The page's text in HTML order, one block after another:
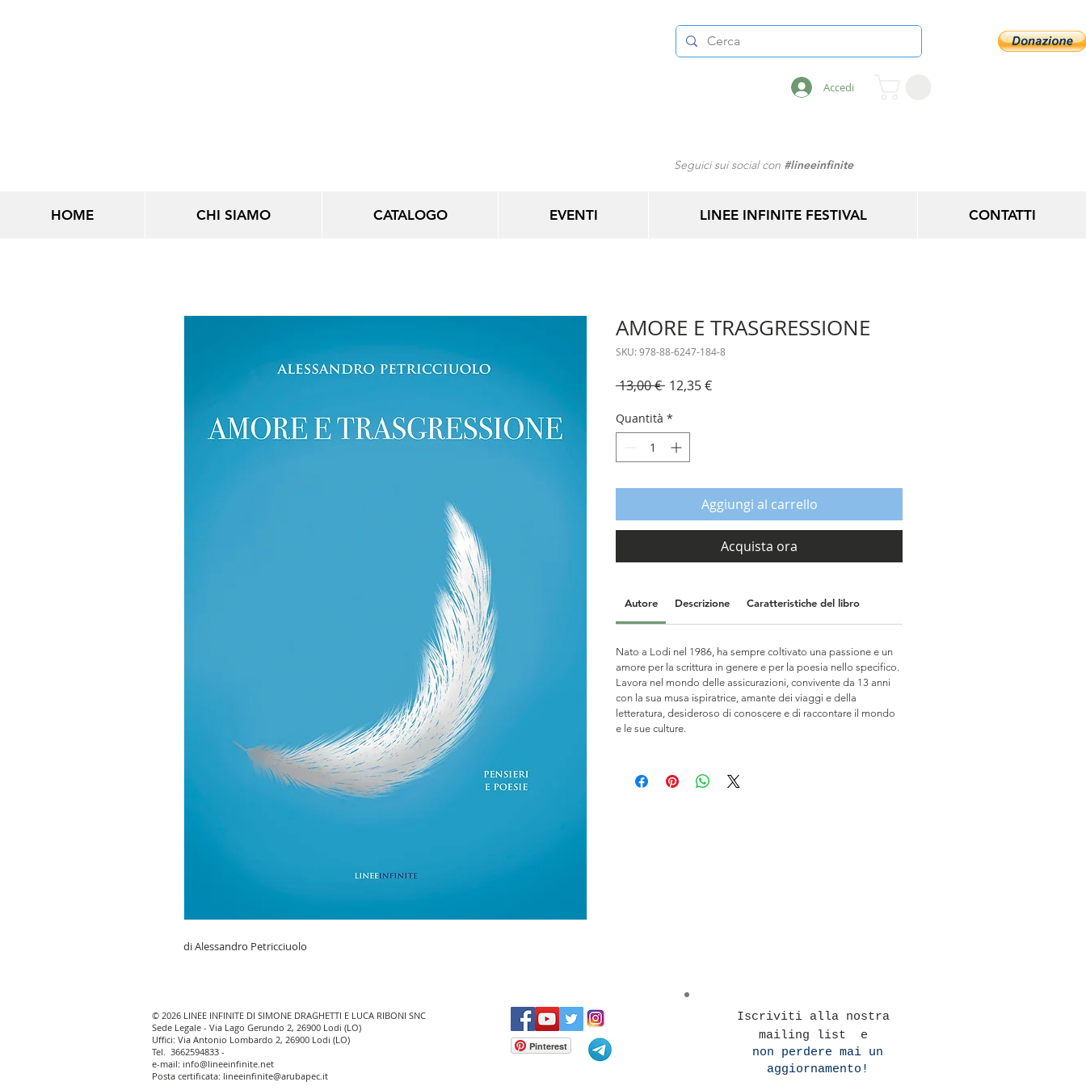
Accedi
Seguici sui social con #lineeinfinite
HOME CHI SIAMO CATALOGO EVENTI LINEE INFINITE FESTIVAL CONTATTI
di Alessandro Petricciuolo
AMORE E TRASGRESSIONE
SKU: 978-88-6247-184-8
13,00 € Prezzo
12,35 €Prezzo
Quantità *
Aggiungi al carrello
Acquista ora
Autore Descrizione Caratteristiche del libro
Nato a Lodi nel 1986, ha sempre coltivato una passione e un
amore per la scrittura in genere e per la poesia nello specifico.
Lavora nel mondo delle assicurazioni, convivente da 13 anni
con la sua musa ispiratrice, amante dei viaggi e della
letteratura, desideroso di conoscere e di raccontare il mondo
e le sue culture.
© 2026 LINEE INFINITE DI SIMONE DRAGHETTI E LUCA RIBONI SNC
Sede Legale - Via Lago Gerundo 2, 26900 Lodi (LO)
Uffici: Via Antonio Lombardo 2, 26900 Lodi (LO)
Tel. 3662594833 -
e-mail: info@lineeinfinite.net
Posta certificata: lineeinfinite@arubapec.it
Pinterest
Iscriviti alla nostra
mailing list e
non perdere mai un
aggiornamento!